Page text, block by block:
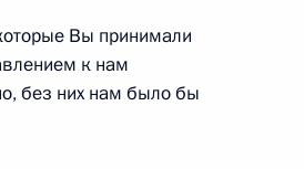
Об использовании
информации сайта
О персональных
данных пользователей
Вы принимали
к нам
без них нам было бы